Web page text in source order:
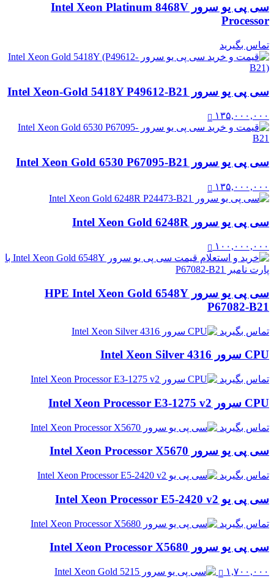
سی پی یو سرور Intel Xeon Platinum 8468V
Processor
تماس بگیرید
سی پی یو سرور Intel Xeon-Gold 5418Y P49612-B21
۱۳۵,۰۰۰,۰۰۰
سی پی یو سرور Intel Xeon Gold 6530 P67095-B21
۱۳۵,۰۰۰,۰۰۰
سی پی یو سرور Intel Xeon Gold 6248R
۱۰۰,۰۰۰,۰۰۰
سی پی یو سرور HPE Intel Xeon Gold 6548Y
P67082-B21
تماس بگیرید
CPU سرور Intel Xeon Silver 4316
تماس بگیرید
CPU سرور Intel Xeon Processor E3-1275 v2
تماس بگیرید
سی پی یو سرور Intel Xeon Processor X5670
تماس بگیرید
سی پی یو Intel Xeon Processor E5-2420 v2
تماس بگیرید
سی پی یو سرور Intel Xeon Processor X5680
۱,۷۰۰,۰۰۰